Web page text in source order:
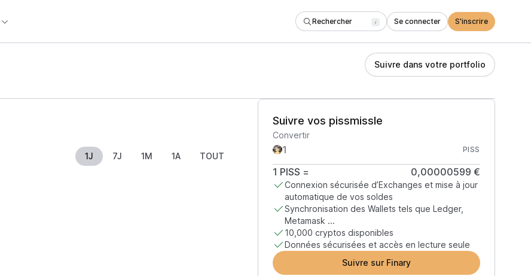
Rechercher / Se connecter S'inscrire
Suivre dans votre portfolio
1J 7J 1M 1A TOUT
Suivre vos pissmissle
Convertir
PISS
1 PISS = 0,00000599 €
Connexion sécurisée d’Exchanges et mise à jour
automatique de vos soldes
Synchronisation des Wallets tels que Ledger,
Metamask ...
10,000 cryptos disponibles
Données sécurisées et accès en lecture seule
Suivre sur Finary